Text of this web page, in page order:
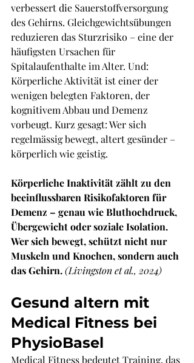
verbessert die Sauerstoffversorgung
des Gehirns. Gleichgewichtsübungen
reduzieren das Sturzrisiko – eine der
häufigsten Ursachen für
Spitalaufenthalte im Alter. Und:
Körperliche Aktivität ist einer der
wenigen belegten Faktoren, der
kognitivem Abbau und Demenz
vorbeugt. Kurz gesagt: Wer sich
regelmässig bewegt, altert gesünder –
körperlich wie geistig.
Körperliche Inaktivität zählt zu den
beeinflussbaren Risikofaktoren für
Demenz – genau wie Bluthochdruck,
Übergewicht oder soziale Isolation.
Wer sich bewegt, schützt nicht nur
Muskeln und Knochen, sondern auch
das Gehirn. (Livingston et al., 2024)
Gesund altern mit
Medical Fitness bei
PhysioBasel
Medical Fitness bedeutet Training, das